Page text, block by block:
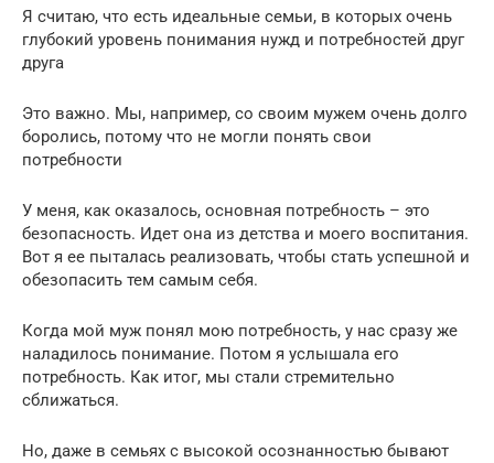
Я считаю, что есть идеальные семьи, в которых очень
глубокий уровень понимания нужд и потребностей друг
друга
Это важно. Мы, например, со своим мужем очень долго
боролись, потому что не могли понять свои
потребности
У меня, как оказалось, основная потребность – это
безопасность. Идет она из детства и моего воспитания.
Вот я ее пыталась реализовать, чтобы стать успешной и
обезопасить тем самым себя.
Когда мой муж понял мою потребность, у нас сразу же
наладилось понимание. Потом я услышала его
потребность. Как итог, мы стали стремительно
сближаться.
Но, даже в семьях с высокой осознанностью бывают